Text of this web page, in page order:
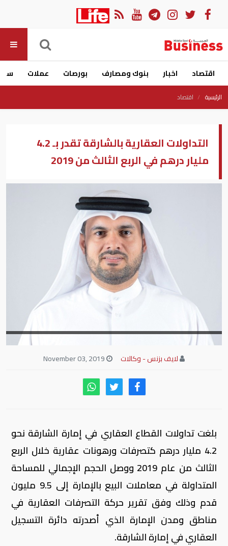
اقتصاد اخبار بنوك ومصارف بورصات عملات
الرئيسية اقتصاد
التداولات العقارية بالشارقة تقدر بـ 4.2
مليار درهم في الربع الثالث من 2019
لايف بزنس - وكالات
بلغت تداولات القطاع العقاري في إمارة الشارقة نحو
4.2 مليار درهم كتصرفات ورهونات عقارية خلال الربع
الثالث من عام 2019 ووصل الحجم الإجمالي للمساحة
المتداولة في معاملات البيع بالإمارة إلى 9.5 مليون
قدم وذلك وفق تقرير حركة التصرفات العقارية في
مناطق ومدن الإمارة الذي أصدرته دائرة التسجيل
العقاري في إمارة الشارقة.